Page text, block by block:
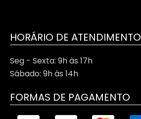
HORÁRIO DE ATENDIMENTO
Seg - Sexta: 9h às 17h
Sábado: 9h às 14h
FORMAS DE PAGAMENTO